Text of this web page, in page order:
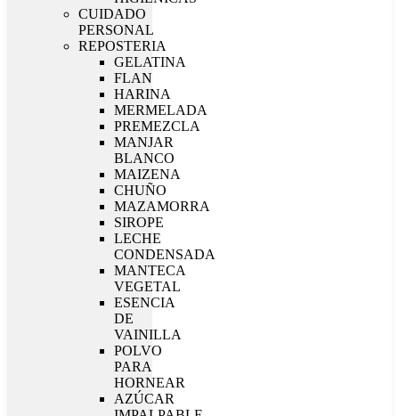
CUIDADO
PERSONAL
REPOSTERIA
GELATINA
FLAN
HARINA
MERMELADA
PREMEZCLA
MANJAR
BLANCO
MAIZENA
CHUÑO
MAZAMORRA
SIROPE
LECHE
CONDENSADA
MANTECA
VEGETAL
ESENCIA
DE
VAINILLA
POLVO
PARA
HORNEAR
AZÚCAR